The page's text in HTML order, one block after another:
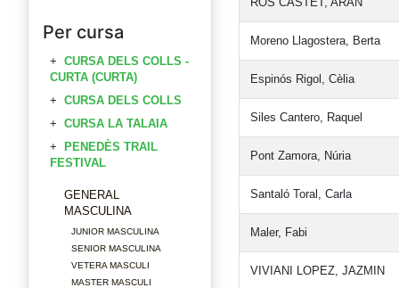
Per cursa
CURSA DELS COLLS -
CURTA (CURTA)
CURSA DELS COLLS
CURSA LA TALAIA
PENEDÈS TRAIL
FESTIVAL
GENERAL
MASCULINA
JUNIOR MASCULINA
SENIOR MASCULINA
VETERA MASCULI
MASTER MASCULI
Moreno Llagostera, Berta
Espinós Rigol, Cèlia
Siles Cantero, Raquel
Pont Zamora, Núria
Santaló Toral, Carla
Maler, Fabi
VIVIANI LOPEZ, JAZMIN